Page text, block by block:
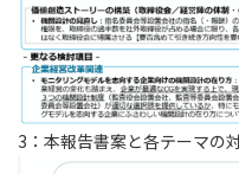
3：本報告書案と各テーマの